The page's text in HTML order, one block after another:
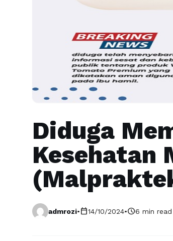
Diduga
Kesehatan
admrozi•calendar_today14/10/2024•schedule6 min read